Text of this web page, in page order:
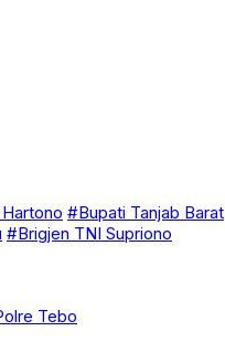
#Bupati Tanjab Barat
#Brigjen TNI Supriono